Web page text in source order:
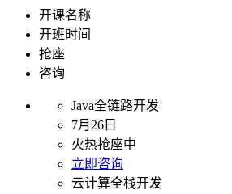
开课名称
开班时间
抢座
咨询
Java全链路开发
7月26日
火热抢座中
立即咨询
云计算全栈开发